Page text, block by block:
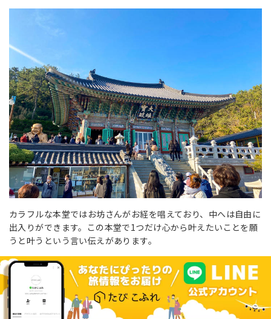
カラフルな本堂ではお坊さんがお経を唱えており、中へは自由に
出入りができます。この本堂で1つだけ心から叶えたいことを願
うと叶うという言い伝えがあります。